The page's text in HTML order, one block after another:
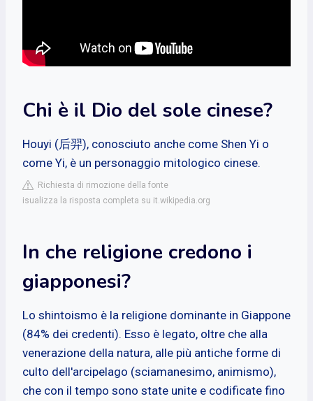
Chi è il Dio del sole cinese?
Houyi (后羿), conosciuto anche come Shen Yi o
come Yi, è un personaggio mitologico cinese.
Richiesta di rimozione della fonte
isualizza la risposta completa su it.wikipedia.org
In che religione credono i
giapponesi?
Lo shintoismo è la religione dominante in Giappone
(84% dei credenti). Esso è legato, oltre che alla
venerazione della natura, alle più antiche forme di
culto dell'arcipelago (sciamanesimo, animismo),
che con il tempo sono state unite e codificate fino